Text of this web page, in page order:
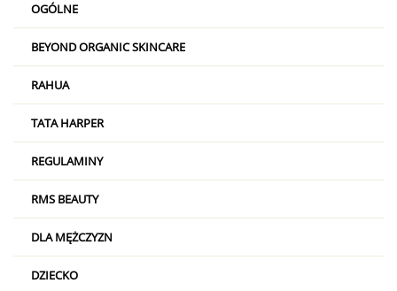
OGÓLNE
BEYOND ORGANIC SKINCARE
RAHUA
TATA HARPER
REGULAMINY
RMS BEAUTY
DLA MĘŻCZYZN
DZIECKO